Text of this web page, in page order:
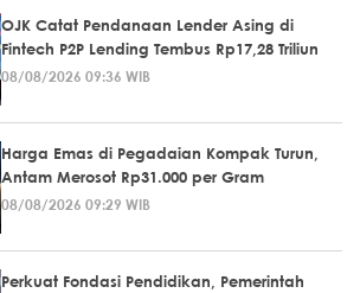
OJK Catat Pendanaan Lender Asing di
Fintech P2P Lending Tembus Rp17,28 Triliun
08/08/2026 09:36 WIB
Harga Emas di Pegadaian Kompak Turun,
Antam Merosot Rp31.000 per Gram
08/08/2026 09:29 WIB
Perkuat Fondasi Pendidikan, Pemerintah